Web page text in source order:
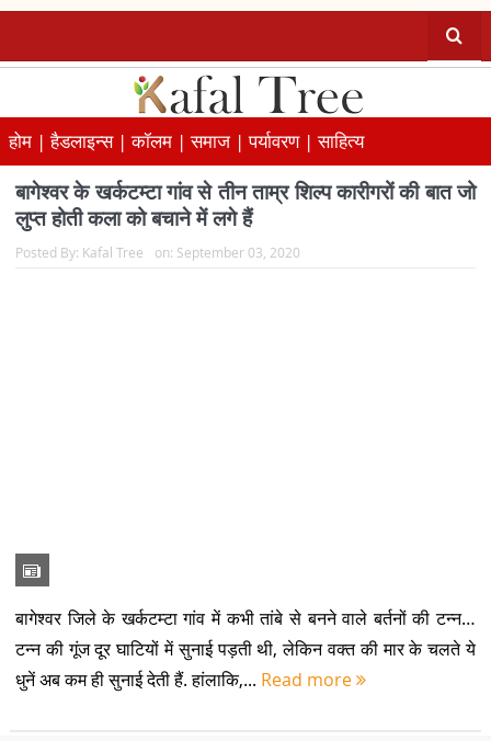
होम |हैडलाइन्स |कॉलम |समाज |पर्यावरण |साहित्य
बागेश्वर के खर्कटम्टा गांव से तीन ताम्र शिल्प कारीगरों की बात जो
लुप्त होती कला को बचाने में लगे हैं
Posted By: Kafal Tree on: September 03, 2020
कुमाऊं केसरी बद्रीदत्त पांडे का बहुआयामी व्यक्तित्व व कृतित्व : इतिहास से जनआंदोलन
तक
उत्तराखण्ड में वन्य-जीवों का आतंक
उनके बारे में जो सिर्फ नाम नहीं जीवन हैं